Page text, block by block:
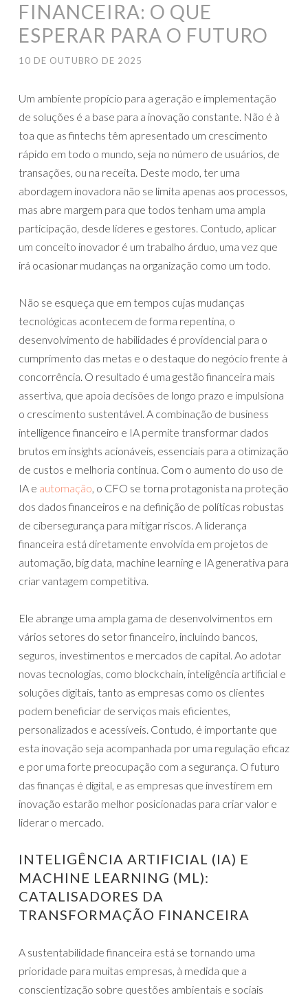
FINANCEIRA: O QUE
ESPERAR PARA O FUTURO
10 DE OUTUBRO DE 2025
Um ambiente propício para a geração e implementação
de soluções é a base para a inovação constante. Não é à
toa que as fintechs têm apresentado um crescimento
rápido em todo o mundo, seja no número de usuários, de
transações, ou na receita. Deste modo, ter uma
abordagem inovadora não se limita apenas aos processos,
mas abre margem para que todos tenham uma ampla
participação, desde líderes e gestores. Contudo, aplicar
um conceito inovador é um trabalho árduo, uma vez que
irá ocasionar mudanças na organização como um todo.
Não se esqueça que em tempos cujas mudanças
tecnológicas acontecem de forma repentina, o
desenvolvimento de habilidades é providencial para o
cumprimento das metas e o destaque do negócio frente à
concorrência. O resultado é uma gestão financeira mais
assertiva, que apoia decisões de longo prazo e impulsiona
o crescimento sustentável. A combinação de business
intelligence financeiro e IA permite transformar dados
brutos em insights acionáveis, essenciais para a otimização
de custos e melhoria contínua. Com o aumento do uso de
IA e automação, o CFO se torna protagonista na proteção
dos dados financeiros e na definição de políticas robustas
de cibersegurança para mitigar riscos. A liderança
financeira está diretamente envolvida em projetos de
automação, big data, machine learning e IA generativa para
criar vantagem competitiva.
Ele abrange uma ampla gama de desenvolvimentos em
vários setores do setor financeiro, incluindo bancos,
seguros, investimentos e mercados de capital. Ao adotar
novas tecnologias, como blockchain, inteligência artificial e
soluções digitais, tanto as empresas como os clientes
podem beneficiar de serviços mais eficientes,
personalizados e acessíveis. Contudo, é importante que
esta inovação seja acompanhada por uma regulação eficaz
e por uma forte preocupação com a segurança. O futuro
das finanças é digital, e as empresas que investirem em
inovação estarão melhor posicionadas para criar valor e
liderar o mercado.
INTELIGÊNCIA ARTIFICIAL (IA) E
MACHINE LEARNING (ML):
CATALISADORES DA
TRANSFORMAÇÃO FINANCEIRA
A sustentabilidade financeira está se tornando uma
prioridade para muitas empresas, à medida que a
conscientização sobre questões ambientais e sociais